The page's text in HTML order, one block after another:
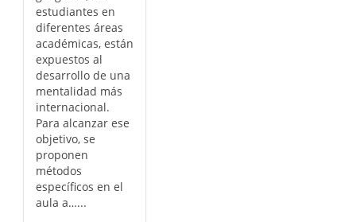
estudiantes en
diferentes áreas
académicas, están
expuestos al
desarrollo de una
mentalidad más
internacional.
Para alcanzar ese
objetivo, se
proponen
métodos
específicos en el
aula a…...